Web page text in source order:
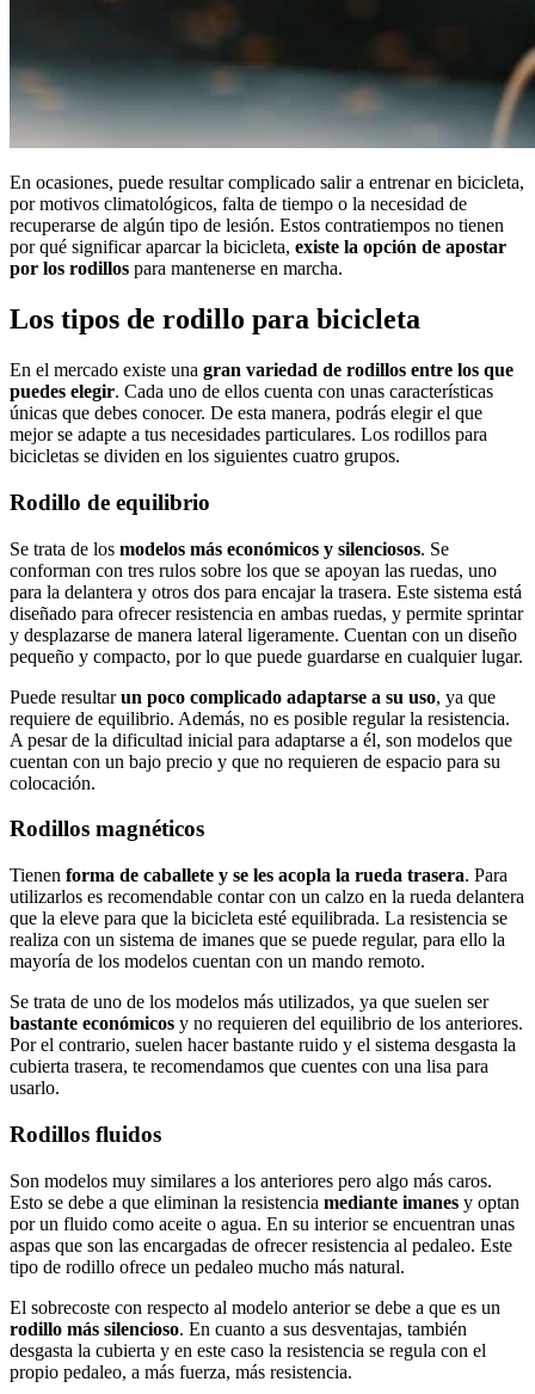
En ocasiones, puede resultar complicado salir a entrenar en bicicleta,
por motivos climatológicos, falta de tiempo o la necesidad de
recuperarse de algún tipo de lesión. Estos contratiempos no tienen
por qué significar aparcar la bicicleta, existe la opción de apostar
por los rodillos para mantenerse en marcha.
Los tipos de rodillo para bicicleta
En el mercado existe una gran variedad de rodillos entre los que
puedes elegir. Cada uno de ellos cuenta con unas características
únicas que debes conocer. De esta manera, podrás elegir el que
mejor se adapte a tus necesidades particulares. Los rodillos para
bicicletas se dividen en los siguientes cuatro grupos.
Rodillo de equilibrio
Se trata de los modelos más económicos y silenciosos. Se
conforman con tres rulos sobre los que se apoyan las ruedas, uno
para la delantera y otros dos para encajar la trasera. Este sistema está
diseñado para ofrecer resistencia en ambas ruedas, y permite sprintar
y desplazarse de manera lateral ligeramente. Cuentan con un diseño
pequeño y compacto, por lo que puede guardarse en cualquier lugar.
Puede resultarun poco complicado adaptarse a su uso, ya que
requiere de equilibrio. Además, no es posible regular la resistencia.
A pesar de la dificultad inicial para adaptarse a él, son modelos que
cuentan con un bajo precio y que no requieren de espacio para su
colocación.
Rodillos magnéticos
Tienen forma de caballete y se les acopla la rueda trasera. Para
utilizarlos es recomendable contar con un calzo en la rueda delantera
que la eleve para que la bicicleta esté equilibrada. La resistencia se
realiza con un sistema de imanes que se puede regular, para ello la
mayoría de los modelos cuentan con un mando remoto.
Se trata de uno de los modelos más utilizados, ya que suelen ser
bastante económicos y no requieren del equilibrio de los anteriores.
Por el contrario, suelen hacer bastante ruido y el sistema desgasta la
cubierta trasera, te recomendamos que cuentes con una lisa para
usarlo.
Rodillos fluidos
Son modelos muy similares a los anteriores pero algo más caros.
Esto se debe a que eliminan la resistencia mediante imanes y optan
por un fluido como aceite o agua. En su interior se encuentran unas
aspas que son las encargadas de ofrecer resistencia al pedaleo. Este
tipo de rodillo ofrece un pedaleo mucho más natural.
El sobrecoste con respecto al modelo anterior se debe a que es un
rodillo más silencioso. En cuanto a sus desventajas, también
desgasta la cubierta y en este caso la resistencia se regula con el
propio pedaleo, a más fuerza, más resistencia.